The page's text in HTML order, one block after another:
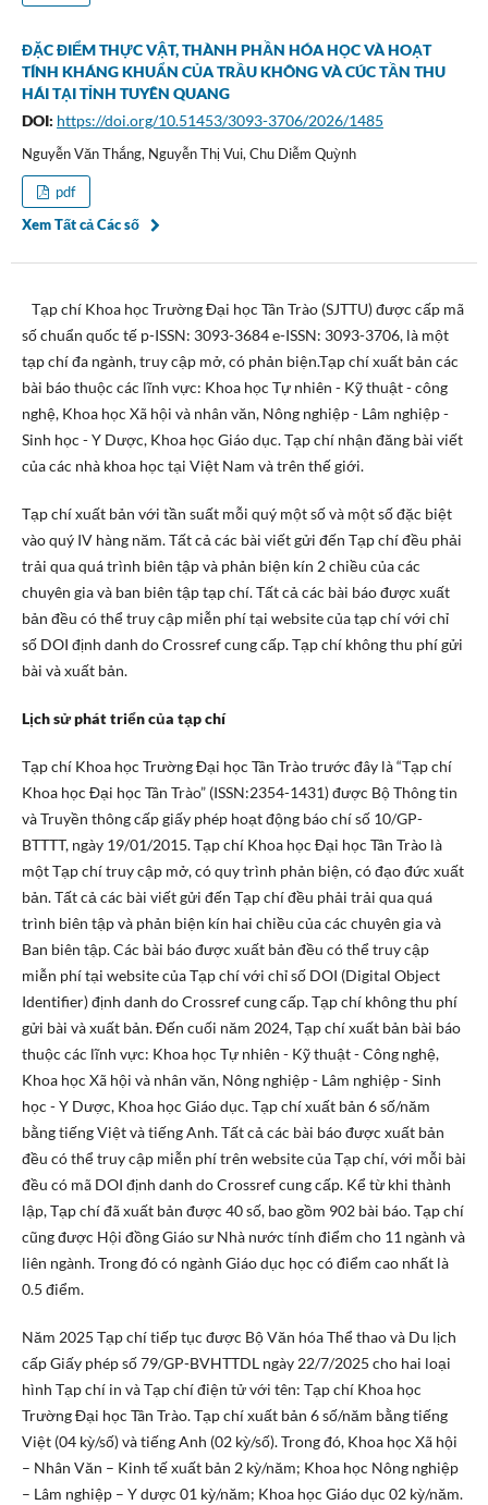
ĐẶC ĐIỂM THỰC VẬT, THÀNH PHẦN HÓA HỌC VÀ HOẠT
TÍNH KHÁNG KHUẨN CỦA TRẦU KHÔNG VÀ CÚC TẦN THU
HÁI TẠI TỈNH TUYÊN QUANG
DOI: https://doi.org/10.51453/3093-3706/2026/1485
Nguyễn Văn Thắng, Nguyễn Thị Vui, Chu Diễm Quỳnh
pdf
Xem Tất cả Các số
Tạp chí Khoa học Trường Đại học Tân Trào (SJTTU) được cấp mã
số chuẩn quốc tế p-ISSN: 3093-3684 e-ISSN: 3093-3706, là một
tạp chí đa ngành, truy cập mở, có phản biện.Tạp chí xuất bản các
bài báo thuộc các lĩnh vực: Khoa học Tự nhiên - Kỹ thuật - công
nghệ, Khoa học Xã hội và nhân văn, Nông nghiệp - Lâm nghiệp -
Sinh học - Y Dược, Khoa học Giáo dục. Tạp chí nhận đăng bài viết
của các nhà khoa học tại Việt Nam và trên thế giới.
Tạp chí xuất bản với tần suất mỗi quý một số và một số đặc biệt
vào quý IV hàng năm. Tất cả các bài viết gửi đến Tạp chí đều phải
trải qua quá trình biên tập và phản biện kín 2 chiều của các
chuyên gia và ban biên tập tạp chí. Tất cả các bài báo được xuất
bản đều có thể truy cập miễn phí tại website của tạp chí với chỉ
số DOI định danh do Crossref cung cấp. Tạp chí không thu phí gửi
bài và xuất bản.
Lịch sử phát triển của tạp chí
Tạp chí Khoa học Trường Đại học Tân Trào trước đây là “Tạp chí
Khoa học Đại học Tân Trào” (ISSN:2354-1431) được Bộ Thông tin
và Truyền thông cấp giấy phép hoạt động báo chí số 10/GP-
BTTTT, ngày 19/01/2015. Tạp chí Khoa học Đại học Tân Trào là
một Tạp chí truy cập mở, có quy trình phản biện, có đạo đức xuất
bản. Tất cả các bài viết gửi đến Tạp chí đều phải trải qua quá
trình biên tập và phản biện kín hai chiều của các chuyên gia và
Ban biên tập. Các bài báo được xuất bản đều có thể truy cập
miễn phí tại website của Tạp chí với chỉ số DOI (Digital Object
Identifier) định danh do Crossref cung cấp. Tạp chí không thu phí
gửi bài và xuất bản. Đến cuối năm 2024, Tạp chí xuất bản bài báo
thuộc các lĩnh vực: Khoa học Tự nhiên - Kỹ thuật - Công nghệ,
Khoa học Xã hội và nhân văn, Nông nghiệp - Lâm nghiệp - Sinh
học - Y Dược, Khoa học Giáo dục. Tạp chí xuất bản 6 số/năm
bằng tiếng Việt và tiếng Anh. Tất cả các bài báo được xuất bản
đều có thể truy cập miễn phí trên website của Tạp chí, với mỗi bài
đều có mã DOI định danh do Crossref cung cấp. Kể từ khi thành
lập, Tạp chí đã xuất bản được 40 số, bao gồm 902 bài báo. Tạp chí
cũng được Hội đồng Giáo sư Nhà nước tính điểm cho 11 ngành và
liên ngành. Trong đó có ngành Giáo dục học có điểm cao nhất là
0.5 điểm.
Năm 2025 Tạp chí tiếp tục được Bộ Văn hóa Thể thao và Du lịch
cấp Giấy phép số 79/GP-BVHTTDL ngày 22/7/2025 cho hai loại
hình Tạp chí in và Tạp chí điện tử với tên: Tạp chí Khoa học
Trường Đại học Tân Trào. Tạp chí xuất bản 6 số/năm bằng tiếng
Việt (04 kỳ/số) và tiếng Anh (02 kỳ/số). Trong đó, Khoa học Xã hội
– Nhân Văn – Kinh tế xuất bản 2 kỳ/năm; Khoa học Nông nghiệp
– Lâm nghiệp – Y dược 01 kỳ/năm; Khoa học Giáo dục 02 kỳ/năm.